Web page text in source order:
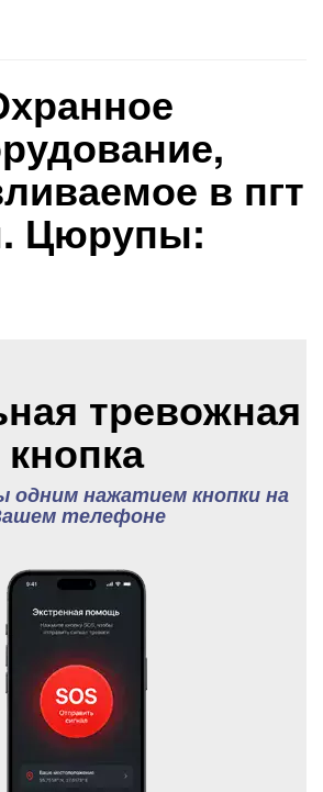
в пгт
Цюрупы:
тревожная
кнопка
одним нажатием кнопки на
телефоне